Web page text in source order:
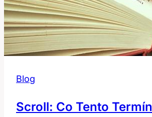
Blog
Scroll: Co Tento Termín